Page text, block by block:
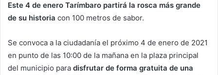
Este 4 de enero Tarímbaro partirá la rosca más grande
de su historia con 100 metros de sabor.
Se convoca a la ciudadanía el próximo 4 de enero de 2021
en punto de las 10:00 de la mañana en la plaza principal
del municipio para disfrutar de forma gratuita de una